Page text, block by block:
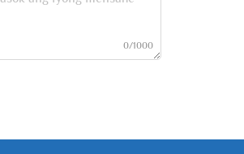
0/1000